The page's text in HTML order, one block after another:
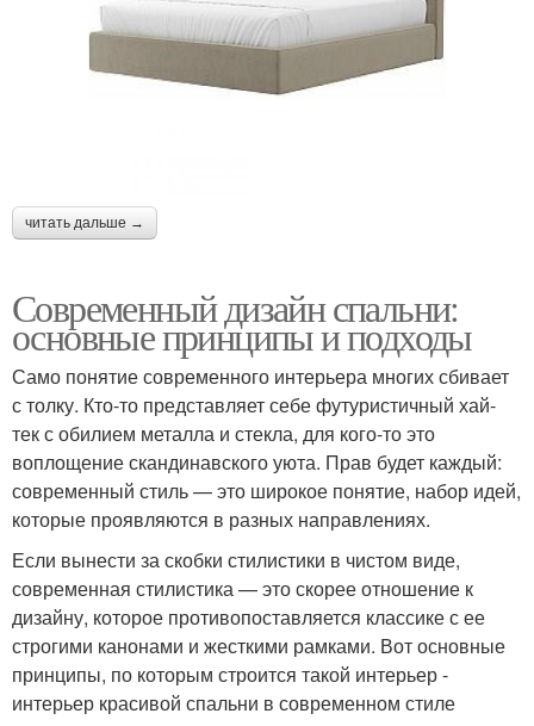
читать дальше →
Современный дизайн спальни:
основные принципы и подходы
Само понятие современного интерьера многих сбивает
с толку. Кто-то представляет себе футуристичный хай-
тек с обилием металла и стекла, для кого-то это
воплощение скандинавского уюта. Прав будет каждый:
современный стиль — это широкое понятие, набор идей,
которые проявляются в разных направлениях.
Если вынести за скобки стилистики в чистом виде,
современная стилистика — это скорее отношение к
дизайну, которое противопоставляется классике с ее
строгими канонами и жесткими рамками. Вот основные
принципы, по которым строится такой интерьер -
интерьер красивой спальни в современном стиле